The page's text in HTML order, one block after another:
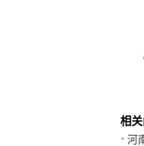
（
相
河